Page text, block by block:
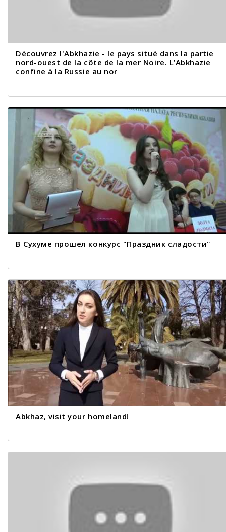
Découvrez l'Abkhazie - le pays situé dans la partie
nord-ouest de la côte de la mer Noire. L’Abkhazie
confine à la Russie au nor
В Сухуме прошел конкурс "Праздник сладости"
Abkhaz, visit your homeland!